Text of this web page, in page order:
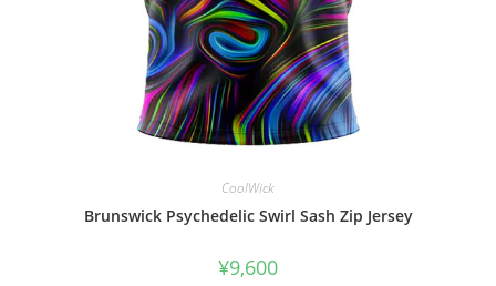
CoolWick
Brunswick Psychedelic Swirl Sash Zip Jersey
¥9,600